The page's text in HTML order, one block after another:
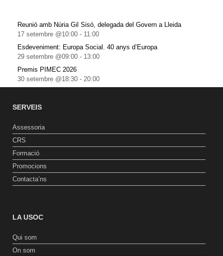
Reunió amb Núria Gil Sisó, delegada del Govern a Lleida
17 setembre @10:00 - 11:00
Esdeveniment: Europa Social. 40 anys d’Europa
29 setembre @09:00 - 13:00
Premis PIMEC 2026
30 setembre @18:30 - 20:00
SERVEIS
Assessoria
CRS
Formació
Promocions
Contacta’ns
LA USOC
Qui som
On som